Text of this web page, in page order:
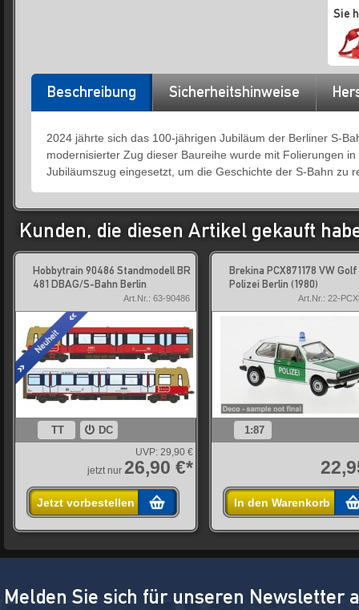
Sie
Beschreibung Sicherheitshinweise
2024 jährte sich das 100-jährigen Jubiläum der Berliner S-
modernisierter Zug dieser Baureihe wurde mit Folierungen
Jubiläumszug eingesetzt, um die Geschichte der S-Bahn zu
Kunden, die diesen Artikel gekauft
Hobbytrain 90486 Standmodell BR
481 DBAG/S-Bahn Berlin
Art.Nr.: 63-90486
TT DC
UVP: 29,90 €
jetzt nur 26,90 €*
Jetzt vorbestellen
Brekina PCX871178 VW Golf
Polizei Berlin (1980)
Art.Nr.: 22-
1:87
In den Warenkorb
Melden Sie sich für unseren Newsletter